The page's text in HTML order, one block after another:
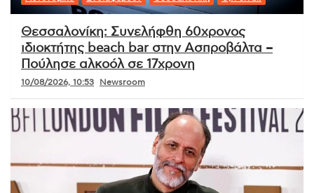
Θεσσαλονίκη: Συνελήφθη 60χρονος
ιδιοκτήτης beach bar στην Ασπροβάλτα –
Πούλησε αλκοόλ σε 17χρονη
10/08/2026, 10:53 Newsroom